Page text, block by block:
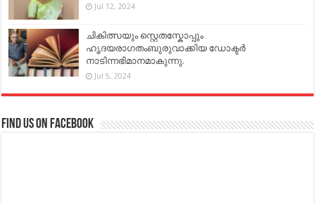
Jul 12, 2024
ചികിത്സയും സ്റ്റെതസ്കോപ്പും
ഹൃദയരാഗതംബുരുവാക്കിയ ഡോക്ടർ
നാടിന്നഭിമാനമാകുന്നു.
Jul 5, 2024
Find us on Facebook